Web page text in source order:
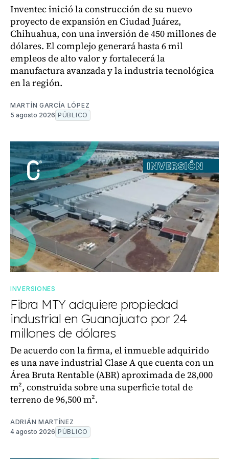
Inventec inició la construcción de su nuevo
proyecto de expansión en Ciudad Juárez,
Chihuahua, con una inversión de 450 millones de
dólares. El complejo generará hasta 6 mil
empleos de alto valor y fortalecerá la
manufactura avanzada y la industria tecnológica
en la región.
MARTÍN GARCÍA LÓPEZ
5 agosto 2026 PÚBLICO
INVERSIONES
Fibra MTY adquiere propiedad
industrial en Guanajuato por 24
millones de dólares
De acuerdo con la firma, el inmueble adquirido
es una nave industrial Clase A que cuenta con un
Área Bruta Rentable (ABR) aproximada de 28,000
m², construida sobre una superficie total de
terreno de 96,500 m².
ADRIÁN MARTÍNEZ
4 agosto 2026 PÚBLICO